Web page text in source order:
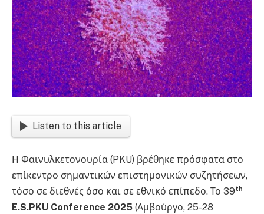
Listen to this article
Η Φαινυλκετονουρία (PKU) βρέθηκε πρόσφατα στο
επίκεντρο σημαντικών επιστημονικών συζητήσεων,
τόσο σε διεθνές όσο και σε εθνικό επίπεδο. Το 39th
E.S.PKU Conference 2025 (Αμβούργο, 25-28